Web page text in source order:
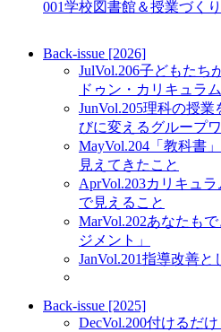
001学校図書館＆授業づく
Back-issue [2026]
JulVol.206子どもたち
ドゥン・カリキュラム
JunVol.205理科の授業
びに変えるグループ
MayVol.204 「教科書
見えてきたこと
AprVol.203カリキュ
で見えること
MarVol.202あなたも
ジメント」
JanVol.201指導改善と
Back-issue [2025]
DecVol.200付けるだ